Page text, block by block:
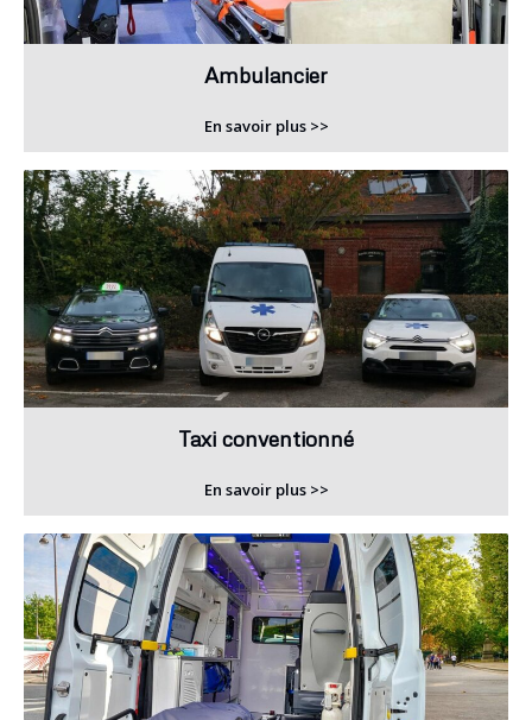
Ambulancier
En savoir plus >>
Taxi conventionné
En savoir plus >>